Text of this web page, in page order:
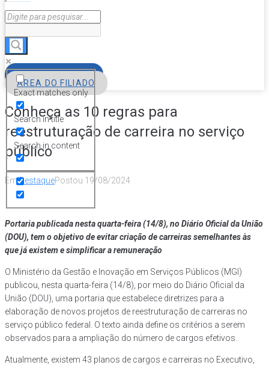
Exact matches only
Search in title
Search in content
ÁREA DO FILIADO
Conheça as 10 regras para
reestruturação de carreira no serviço
público
EmDestaquePostou 19/08/2024
Portaria publicada nesta quarta-feira (14/8), no Diário Oficial da União
(DOU), tem o objetivo de evitar criação de carreiras semelhantes às
que já existem e simplificar a remuneração
O Ministério da Gestão e Inovação em Serviços Públicos (MGI)
publicou, nesta quarta-feira (14/8), por meio do Diário Oficial da
União (DOU), uma portaria que estabelece diretrizes para a
elaboração de novos projetos de reestruturação de carreiras no
serviço público federal. O texto ainda define os critérios a serem
observados para a ampliação do número de cargos efetivos.
Atualmente, existem 43 planos de cargos e carreiras no Executivo,